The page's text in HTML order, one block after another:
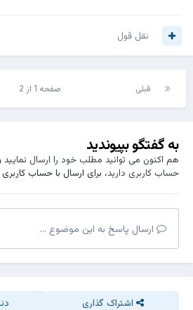
نقل قول
قبلی صفحه 1 از 2
به گفتگو بپیوندید
هم اکنون می توانید مطلب خود را ارسال نمایید
حساب کاربری دارید، برای ارسال با حساب
ارسال پاسخ به این موضوع ...
اشتراک گذاری